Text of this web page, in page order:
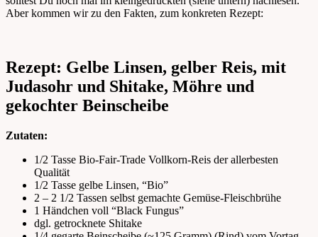
Aber kommen wir zu den Fakten, zum konkreten Rezept:
Rezept: Gelbe Linsen, gelber Reis, mit
Judasohr und Shitake, Möhre und
gekochter Beinscheibe
Zutaten:
1/2 Tasse Bio-Fair-Trade Vollkorn-Reis der allerbesten
Qualität
1/2 Tasse gelbe Linsen, “Bio”
2 – 2 1/2 Tassen selbst gemachte Gemüse-Fleischbrühe
1 Händchen voll “Black Fungus”
dgl. getrocknete Shitake